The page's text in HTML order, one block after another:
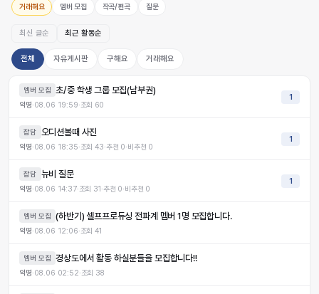
거래해요 멤버 모집 작곡/편곡 질문
최신 글순 최근 활동순
전체 자유게시판 구해요 거래해요
멤버 모집 초/중 학생 그룹 모집(남부권)
익명·08.06 19:59·조회 60
1
잡담 오디션볼때 사진
익명·08.06 18:35·조회43·추천 0·비추천 0
1
잡담 뉴비 질문
익명·08.06 14:37·조회 31·추천 0·비추천 0
1
멤버 모집 (하반기) 셀프프로듀싱 전파계 멤버 1명 모집합니다.
익명·08.06 12:06·조회41
멤버 모집 경상도에서 활동 하실분들을 모집합니다!!
익명·08.06 02:52·조회 38